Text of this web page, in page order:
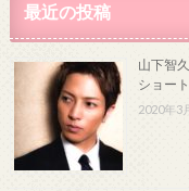
最近の投稿
山下智
ショー
2020年3